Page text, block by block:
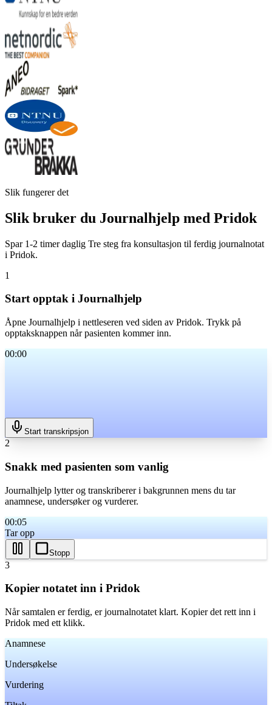
Slik fungerer det
Slik bruker du Journalhjelp med Pridok
Spar 1-2 timer daglig Tre steg fra konsultasjon til ferdig journalnotat
i Pridok.
1
Start opptak i Journalhjelp
Åpne Journalhjelp i nettleseren ved siden av Pridok. Trykk på
opptaksknappen når pasienten kommer inn.
00:00
Start transkripsjon
2
Snakk med pasienten som vanlig
Journalhjelp lytter og transkriberer i bakgrunnen mens du tar
anamnese, undersøker og vurderer.
00:06
Tar opp
Stopp
3
Kopier notatet inn i Pridok
Når samtalen er ferdig, er journalnotatet klart. Kopier det rett inn i
Pridok med ett klikk.
Anamnese
Undersøkelse
Vurdering